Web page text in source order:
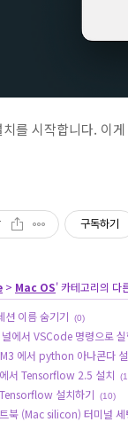
치를 시작합니다. 이
구독하기
> Mac OS' 카테고리의 다
션 이름 숨기기
(0)
에서 VSCode 명령으로
에서 python 아나콘다
서 Tensorflow 2.5 설치
설치하기 (10)
북 (Mac silicon) 터미널